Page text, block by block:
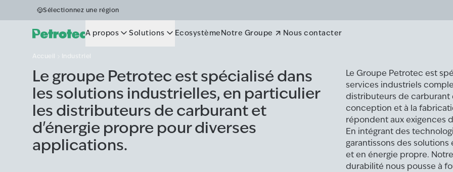
Sélectionnez une région
A propos Solutions EcosystèmeNotre Groupe Nous contacter
Accueil Industriel
Industriel
Le groupe Petrotec est spécialisé dans
les solutions industrielles, en particulier
les distributeurs de carburant et
d'énergie propre pour diverses
applications.
Le Groupe Petrotec est
services industriels
distributeurs de carburant
conception et à la
répondent aux exigences
En intégrant des
garantissons des
et en énergie propre.
durabilité nous pousse à